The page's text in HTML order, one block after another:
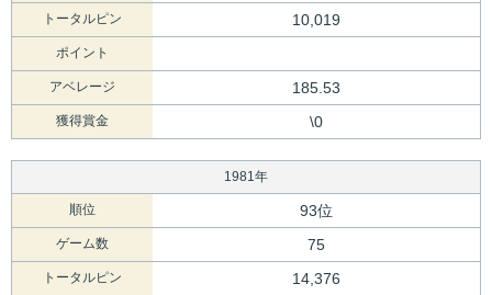
トータルピン 10,019
ポイント
アベレージ 185.53
獲得賞金 \0
1981年
順位 93位
ゲーム数 75
トータルピン 14,376